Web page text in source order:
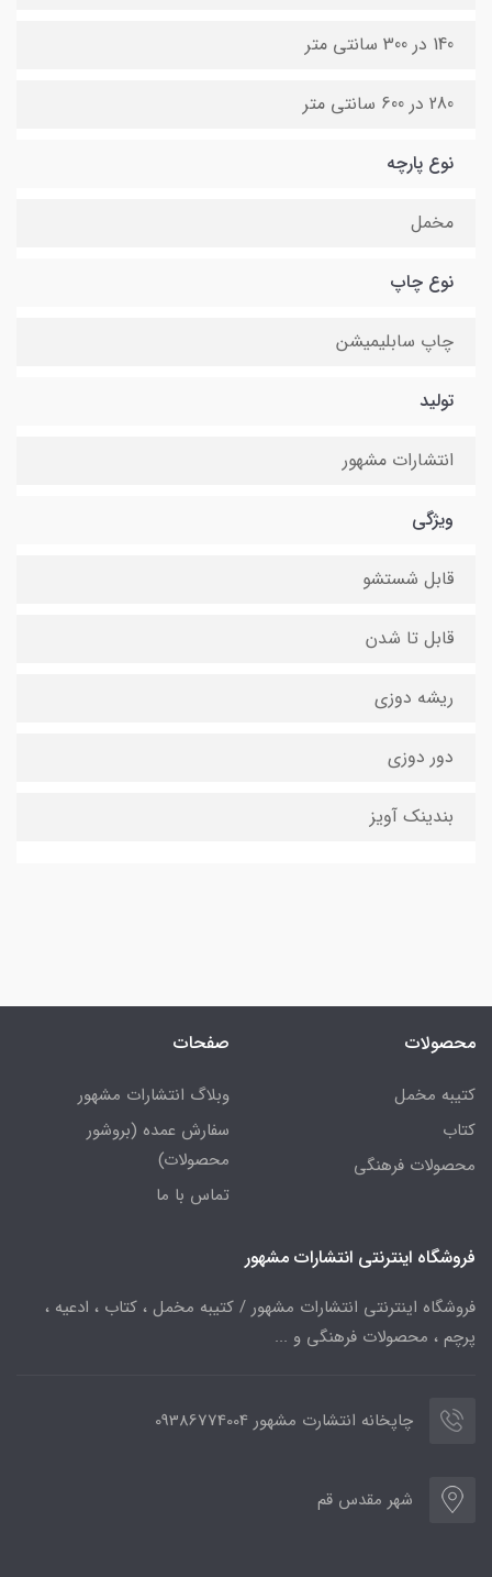
140 در 300 سانتی متر
280 در 600 سانتی متر
نوع پارچه
مخمل
نوع چاپ
چاپ سابلیمیشن
تولید
انتشارات مشهور
ویژگی
قابل شستشو
قابل تا شدن
ریشه دوزی
دور دوزی
بندینک آویز
محصولات
کتیبه مخمل
کتاب
محصولات فرهنگی
صفحات
وبلاگ انتشارات مشهور
سفارش عمده (بروشور
محصولات)
تماس با ما
فروشگاه اینترنتی انتشارات مشهور
فروشگاه اینترنتی انتشارات مشهور / کتیبه مخمل ، کتاب ، ادعیه ،
پرچم ، محصولات فرهنگی و ...
چاپخانه انتشارت مشهور 09386774004
شهر مقدس قم